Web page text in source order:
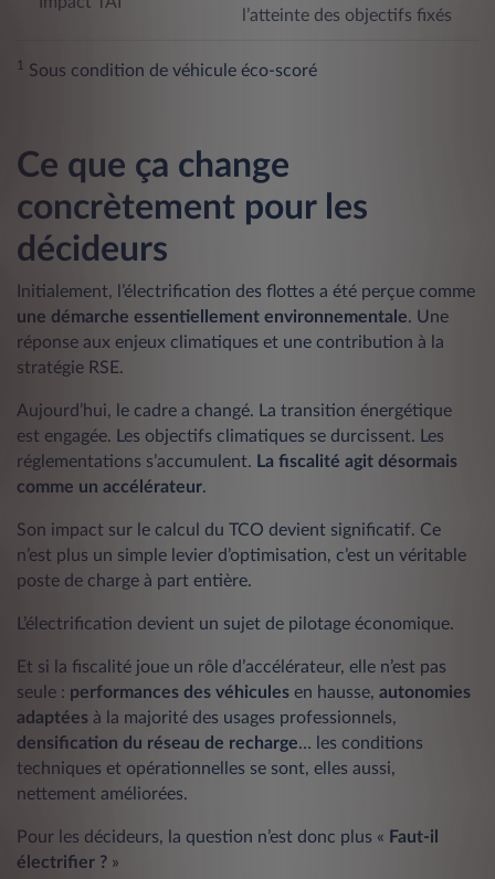
l’atteinte des objectifs fixés
1 Sous condition de véhicule éco-scoré
Ce que ça change
concrètement pour les
décideurs
Initialement, l’électrification des flottes a été perçue comme
une démarche essentiellement environnementale. Une
réponse aux enjeux climatiques et une contribution à la
stratégie RSE.
Aujourd’hui, le cadre a changé. La transition énergétique
est engagée. Les objectifs climatiques se durcissent. Les
réglementations s’accumulent. La fiscalité agit désormais
comme un accélérateur.
Son impact sur le calcul du TCO devient significatif. Ce
n’est plus un simple levier d’optimisation, c’est un véritable
poste de charge à part entière.
L’électrification devient un sujet de pilotage économique.
Et si la fiscalité joue un rôle d’accélérateur, elle n’est pas
seule : performances des véhicules en hausse, autonomies
adaptées à la majorité des usages professionnels,
densification du réseau de recharge… les conditions
techniques et opérationnelles se sont, elles aussi,
nettement améliorées.
Pour les décideurs, la question n’est donc plus « Faut-il
électrifier ? »